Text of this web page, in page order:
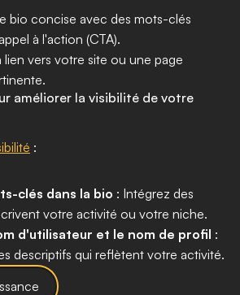
bio concise avec des mots-clés
à l'action (CTA).
lien vers votre site ou une page
améliorer la visibilité de votre
:
clés dans la bio : Intégrez des
votre activité ou votre niche.
d'utilisateur et le nom de profil :
descriptifs qui reflètent votre activité.